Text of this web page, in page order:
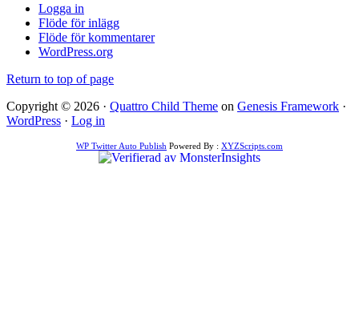
Logga in
Flöde för inlägg
Flöde för kommentarer
WordPress.org
Return to top of page
Copyright © 2026 · Quattro Child Theme on Genesis Framework ·
WordPress · Log in
WP Twitter Auto Publish Powered By : XYZScripts.com